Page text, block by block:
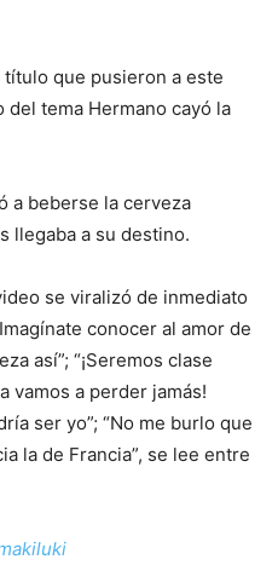
título que pusieron a este
tema Hermano cayó la
a beberse la cerveza
llegaba a su destino.
se viralizó de inmediato
conocer al amor de
así”; “¡Seremos clase
vamos a perder jamás!
ser yo”; “No me burlo que
la de Francia”, se lee entre